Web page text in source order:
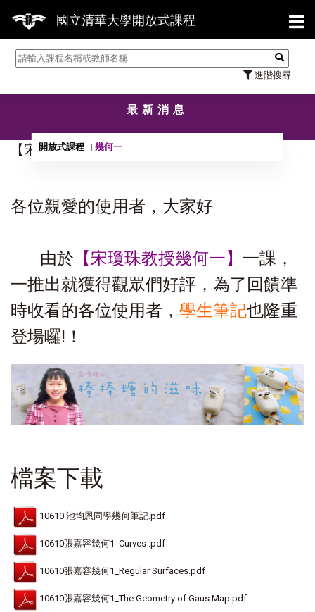
國立清華大學開放式課程
進階搜尋
【
最新消息
開放式課程 幾何一
【宋瓊珠教授 - 幾何一學生筆記!】
各位親愛的使用者，大家好
由於 【宋瓊珠教授幾何一】 一課，
一推出就獲得觀眾們好評，為了回饋準
時收看的各位使用者， 學生筆記也隆重
登場囉!！
檔案下載
10610 池均恩同學幾何筆記.pdf
10610張嘉容幾何1_Curves .pdf
10610張嘉容幾何1_Regular Surfaces.pdf
10610張嘉容幾何1_The Geometry of Gaus Map.pdf